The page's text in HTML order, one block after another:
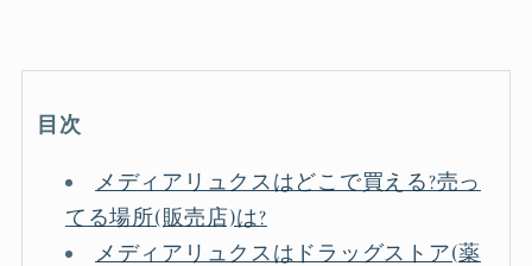
目次
メディアリュクスはどこで買える?売っ
てる場所(販売店)は?
メディアリュクスはドラッグストア(薬